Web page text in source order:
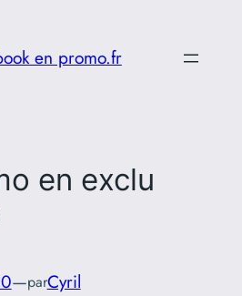
en promo.fr
en exclu
—parCyril